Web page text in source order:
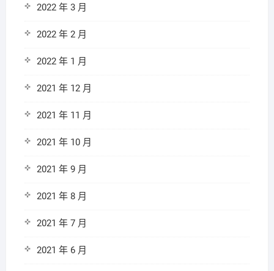
2022 年 3 月
2022 年 2 月
2022 年 1 月
2021 年 12 月
2021 年 11 月
2021 年 10 月
2021 年 9 月
2021 年 8 月
2021 年 7 月
2021 年 6 月